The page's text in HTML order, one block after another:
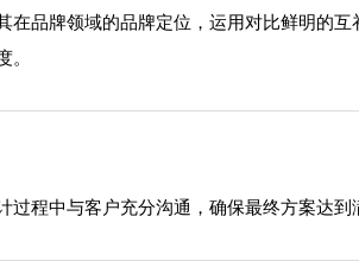
品牌领域的品牌定位，运用对比鲜明的
。
程中与客户充分沟通，确保最终方案达到